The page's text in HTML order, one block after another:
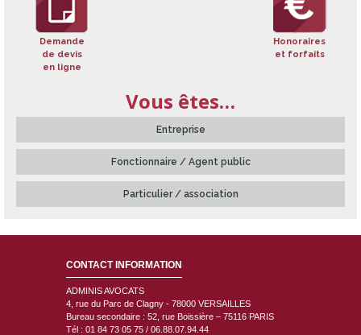
Demande
de devis
en ligne
Honoraires
et forfaits
Vous êtes…
Entreprise
Fonctionnaire / Agent public
Particulier / association
CONTACT INFORMATION
ADMINIS AVOCATS
4, rue du Parc de Clagny - 78000 VERSAILLES
Bureau secondaire : 52, rue Boissière – 75116 PARIS
Tél : 01 84 73 05 75 / 06.88.07.94.44